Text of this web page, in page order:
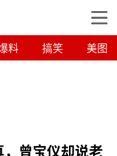
料 搞笑 美图
曾宝仪却说老